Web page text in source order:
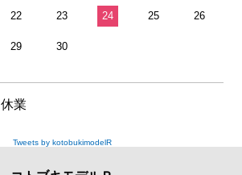
22 23 24 25 26
29 30
休業
Tweets by kotobukimodelR